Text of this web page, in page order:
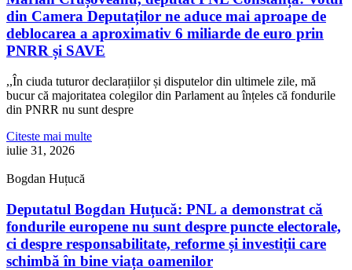
din Camera Deputaților ne aduce mai aproape de
deblocarea a aproximativ 6 miliarde de euro prin
PNRR și SAVE
,,În ciuda tuturor declarațiilor și disputelor din ultimele zile, mă
bucur că majoritatea colegilor din Parlament au înțeles că fondurile
din PNRR nu sunt despre
Citeste mai multe
iulie 31, 2026
Bogdan Huțucă
Deputatul Bogdan Huțucă: PNL a demonstrat că
fondurile europene nu sunt despre puncte electorale,
ci despre responsabilitate, reforme și investiții care
schimbă în bine viața oamenilor